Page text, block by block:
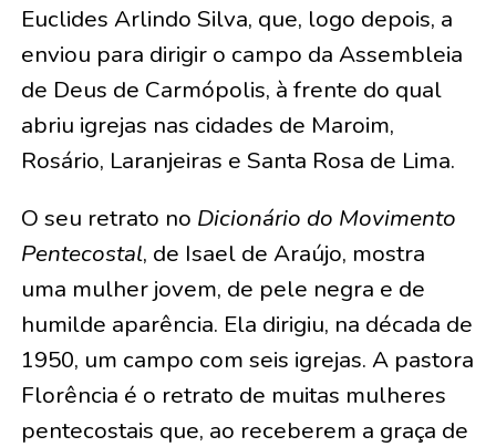
Euclides Arlindo Silva, que, logo depois, a
enviou para dirigir o campo da Assembleia
de Deus de Carmópolis, à frente do qual
abriu igrejas nas cidades de Maroim,
Rosário, Laranjeiras e Santa Rosa de Lima.
O seu retrato no Dicionário do Movimento
Pentecostal, de Isael de Araújo, mostra
uma mulher jovem, de pele negra e de
humilde aparência. Ela dirigiu, na década de
1950, um campo com seis igrejas. A pastora
Florência é o retrato de muitas mulheres
pentecostais que, ao receberem a graça de